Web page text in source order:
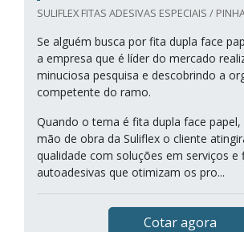
SULIFLEX FITAS ADESIVAS ESPECIAIS /
Se alguém busca por fita dupla face
a empresa que é líder do mercado
minuciosa pesquisa e descobrindo a
competente do ramo.
Quando o tema é fita dupla face
mão de obra da Suliflex o cliente
qualidade com soluções em serviços e
autoadesivas que otimizam os pro...
Cotar agora